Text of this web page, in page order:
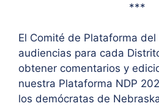
***
El Comité de Plataforma del
audiencias para cada
obtener comentarios y
nuestra Plataforma NDP
los demócratas de